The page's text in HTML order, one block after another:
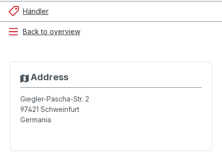
Händler
Back to overview
Address
Giegler-Pascha-Str. 2
97421 Schweinfurt
Germania